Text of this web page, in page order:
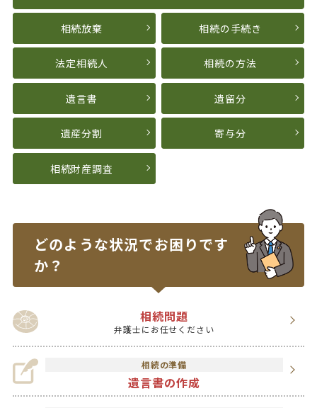
相続放棄 相続の手続き
法定相続人 相続の方法
遺言書 遺留分
遺産分割 寄与分
相続財産調査
どのような状況でお困りです
か？
相続問題
弁護士にお任せください
相続の準備
遺言書の作成